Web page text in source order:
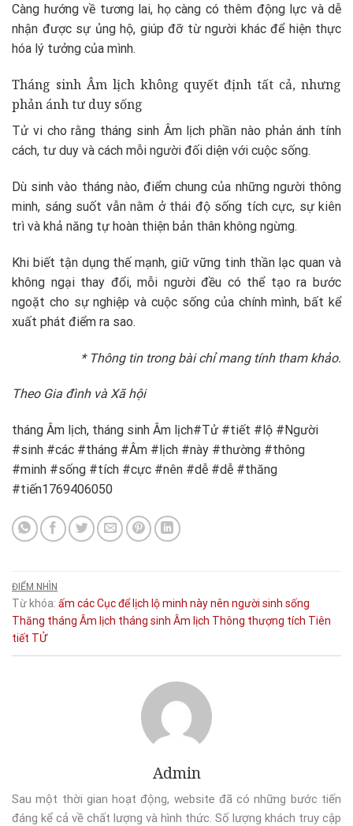
Càng hướng về tương lai, họ càng có thêm động lực và dễ
nhận được sự ủng hộ, giúp đỡ từ người khác để hiện thực
hóa lý tưởng của mình.
Tháng sinh Âm lịch không quyết định tất cả, nhưng
phản ánh tư duy sống
Tử vi cho rằng tháng sinh Âm lịch phần nào phản ánh tính
cách, tư duy và cách mỗi người đối diện với cuộc sống.
Dù sinh vào tháng nào, điểm chung của những người thông
minh, sáng suốt vẫn nằm ở thái độ sống tích cực, sự kiên
trì và khả năng tự hoàn thiện bản thân không ngừng.
Khi biết tận dụng thế mạnh, giữ vững tinh thần lạc quan và
không ngại thay đổi, mỗi người đều có thể tạo ra bước
ngoặt cho sự nghiệp và cuộc sống của chính mình, bất kể
xuất phát điểm ra sao.
* Thông tin trong bài chỉ mang tính tham khảo.
Theo Gia đình và Xã hội
tháng Âm lịch, tháng sinh Âm lịch#Tử #tiết #lộ #Người
#sinh #các #tháng #Âm #lịch #này #thường #thông
#minh #sống #tích #cực #nên #dễ #dễ #thăng
#tiến1769406050
ĐIỂM NHÌN
Từ khóa: ấm cácCụcđể lịch lộminh nàynên người sinh sống
Thăng tháng Âm lịch tháng sinh Âm lịch Thông thượng tích Tiên
tiết TỬ
Admin
Sau một thời gian hoạt động, website đã có những bước tiến
đáng kể cả về chất lượng và hình thức. Số lượng khách truy cập